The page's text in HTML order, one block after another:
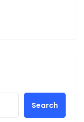
Search